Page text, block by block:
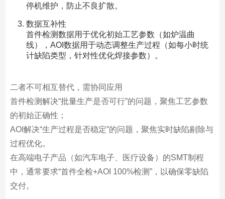
停机维护，防止不良扩散。
数据互补性
首件检测数据用于优化初始工艺参数（如炉温曲
线），AOI数据用于动态调整生产过程（如每小时统
计缺陷类型，针对性优化焊接参数）。
二者不可相互替代，需协同应用
首件检测解决“批量生产是否可行”的问题，聚焦工艺参数
的初始正确性；
AOI解决“生产过程是否稳定”的问题，聚焦实时缺陷剔除与
过程优化。
在高端电子产品（如汽车电子、医疗设备）的SMT制程
中，通常要求“首件全检+AOI 100%检测”，以确保零缺陷
交付。